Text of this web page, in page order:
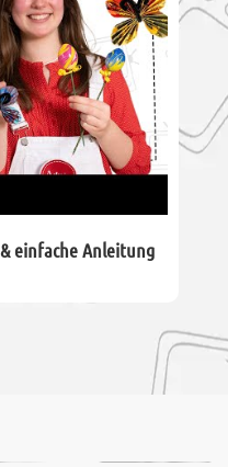
einfache Anleitung